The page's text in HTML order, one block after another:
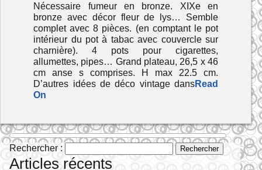
Nécessaire fumeur en bronze. XIXe en
bronze avec décor fleur de lys… Semble
complet avec 8 pièces. (en comptant le pot
intérieur du pot à tabac avec couvercle sur
charnière). 4 pots pour cigarettes,
allumettes, pipes… Grand plateau, 26,5 x 46
cm anse s comprises. H max 22.5 cm.
D’autres idées de déco vintage dansRead
On
Rechercher :
Articles récents